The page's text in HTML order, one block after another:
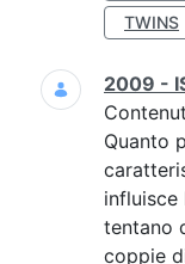
TWINS
2009 -
Quanto
influisce
tentano
coppie